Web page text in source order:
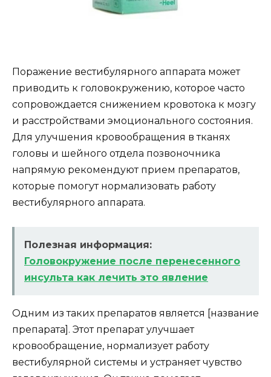
Поражение вестибулярного аппарата может
приводить к головокружению, которое часто
сопровождается снижением кровотока к мозгу
и расстройствами эмоционального состояния.
Для улучшения кровообращения в тканях
головы и шейного отдела позвоночника
напрямую рекомендуют прием препаратов,
которые помогут нормализовать работу
вестибулярного аппарата.
Полезная информация:
Головокружение после перенесенного
инсульта как лечить это явление
Одним из таких препаратов является [название
препарата]. Этот препарат улучшает
кровообращение, нормализует работу
вестибулярной системы и устраняет чувство